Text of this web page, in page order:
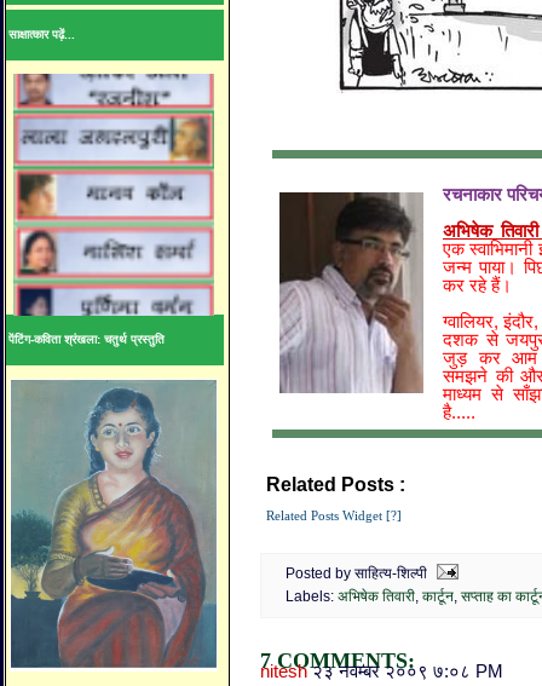
साक्षात्कार पढ़ें...
पेंटिंग-कविता श्रंखला: चतुर्थ प्रस्तुति
रचनाकार
अभिषेक
एक
जन्म पाया।
कर रहे हैं।
ग्वालियर,
दशक से जयपुर
जुड़ कर आम
समझने की और
माध्यम से
है.....
Related Posts :
Related Posts Widget [?]
Posted by साहित्य-शिल्पी
Labels: अभिषेक तिवारी, कार्टून, सप्ताह का
7 COMMENTS:
nitesh २३ नवम्बर २००९ ७:०८ PM